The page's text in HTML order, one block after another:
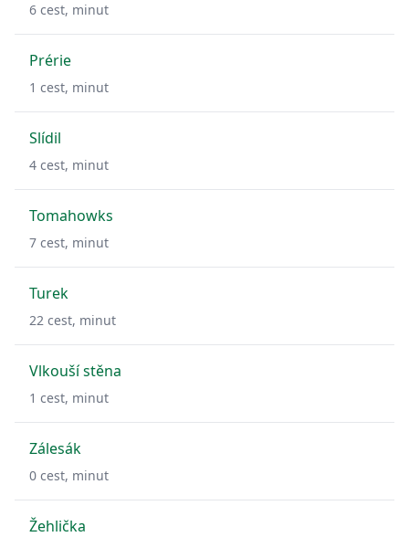
6 cest, minut
Prérie
1 cest, minut
Slídil
4 cest, minut
Tomahowks
7 cest, minut
Turek
22 cest, minut
Vlkouší stěna
1 cest, minut
Zálesák
0 cest, minut
Žehlička